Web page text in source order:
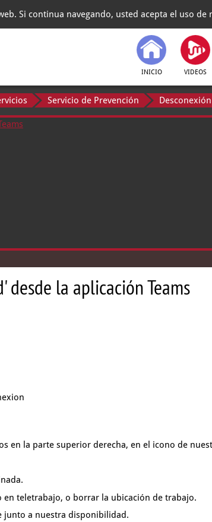
Si continua navegando, usted acepta el uso de
INICIO VIDEOS
Servicio de Prevención
la aplicación Teams
en la parte superior derecha, en el icono de
en teletrabajo, o borrar la ubicación de trabajo.
junto a nuestra disponibilidad.